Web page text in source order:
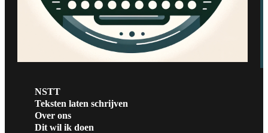
NSTT
Teksten laten schrijven
Over ons
Dit wil ik doen